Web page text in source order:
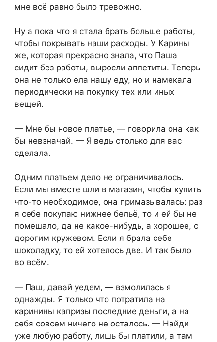
мне всё равно было тревожно.
Ну а пока что я стала брать больше работы,
чтобы покрывать наши расходы. У Карины
же, которая прекрасно знала, что Паша
сидит без работы, выросли аппетиты. Теперь
она не только ела нашу еду, но и намекала
периодически на покупку тех или иных
вещей.
— Мне бы новое платье, — говорила она как
бы невзначай. — Я ведь столько для вас
сделала.
Одним платьем дело не ограничивалось.
Если мы вместе шли в магазин, чтобы купить
что-то необходимое, она примазывалась: раз
я себе покупаю нижнее бельё, то и ей бы не
помешало, да не какое-нибудь, а хорошее, с
дорогим кружевом. Если я брала себе
шоколадку, то ей хотелось две. И так было
во всём.
— Паш, давай уедем, — взмолилась я
однажды. Я только что потратила на
каринины капризы последние деньги, а на
себя совсем ничего не осталось. — Найди
уже любую работу, лишь бы платили, а там